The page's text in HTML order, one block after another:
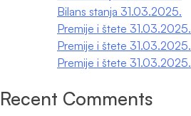
Bilans stanja 31.03.2025.
Premije i štete 31.03.2025.
Premije i štete 31.03.2025.
Premije i štete 31.03.2025.
Recent Comments